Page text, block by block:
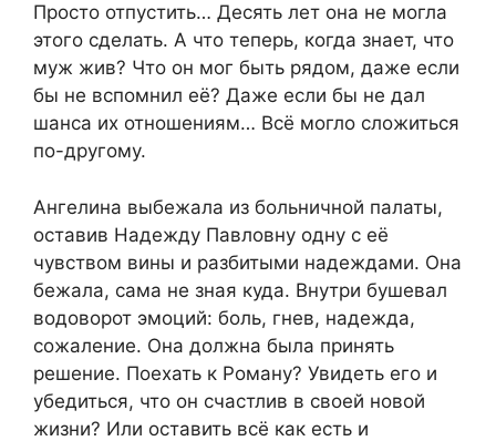
Просто отпустить… Десять лет она не могла
этого сделать. А что теперь, когда знает, что
муж жив? Что он мог быть рядом, даже если
бы не вспомнил её? Даже если бы не дал
шанса их отношениям… Всё могло сложиться
по-другому.
Ангелина выбежала из больничной палаты,
оставив Надежду Павловну одну с её
чувством вины и разбитыми надеждами. Она
бежала, сама не зная куда. Внутри бушевал
водоворот эмоций: боль, гнев, надежда,
сожаление. Она должна была принять
решение. Поехать к Роману? Увидеть его и
убедиться, что он счастлив в своей новой
жизни? Или оставить всё как есть и